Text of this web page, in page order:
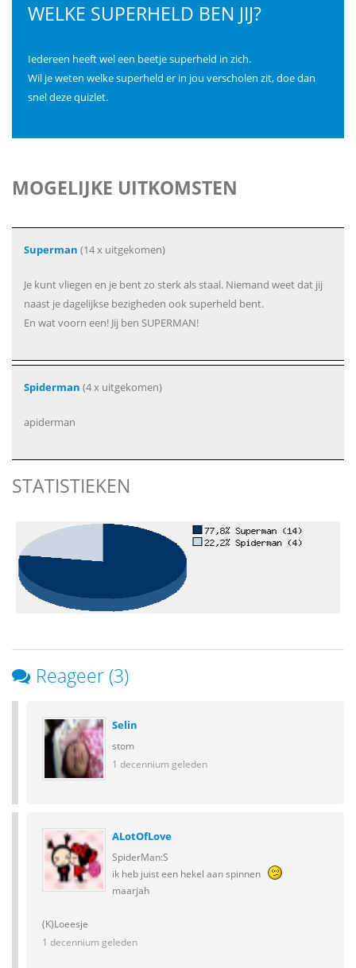
WELKE SUPERHELD BEN JIJ?
Iedereen heeft wel een beetje superheld in zich.
Wil je weten welke superheld er in jou verscholen zit, doe dan
snel deze quizlet.
MOGELIJKE UITKOMSTEN
Superman (14 x uitgekomen)
Je kunt vliegen en je bent zo sterk als staal. Niemand weet dat jij
naast je dagelijkse bezigheden ook superheld bent.
En wat voorn een! Jij ben SUPERMAN!
Spiderman (4 x uitgekomen)
apiderman
STATISTIEKEN
Reageer (3)
Selin
stom
1 decennium geleden
ALotOfLove
SpiderMan:S
ik heb juist een hekel aan spinnen
maarjah
(K)Loeesje
1 decennium geleden